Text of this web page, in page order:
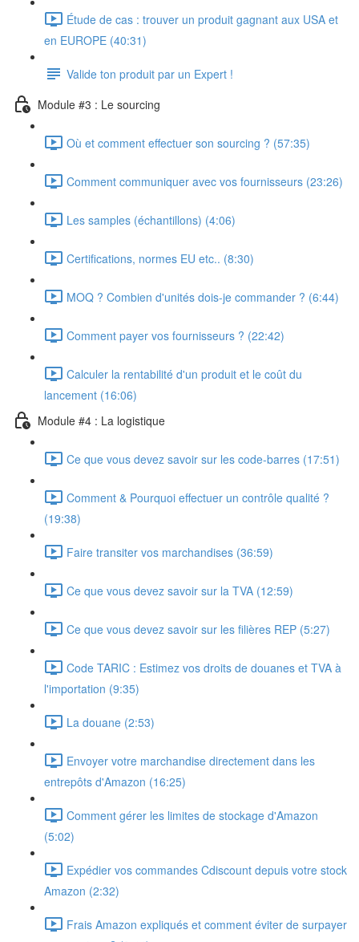
Étude de cas : trouver un produit gagnant aux USA et
en EUROPE (40:31)
Valide ton produit par un Expert !
Module #3 : Le sourcing
Où et comment effectuer son sourcing ? (57:35)
Comment communiquer avec vos fournisseurs (23:26)
Les samples (échantillons) (4:06)
Certifications, normes EU etc.. (8:30)
MOQ ? Combien d'unités dois-je commander ? (6:44)
Comment payer vos fournisseurs ? (22:42)
Calculer la rentabilité d'un produit et le coût du
lancement (16:06)
Module #4 : La logistique
Ce que vous devez savoir sur les code-barres (17:51)
Comment & Pourquoi effectuer un contrôle qualité ?
(19:38)
Faire transiter vos marchandises (36:59)
Ce que vous devez savoir sur la TVA (12:59)
Ce que vous devez savoir sur les filières REP (5:27)
Code TARIC : Estimez vos droits de douanes et TVA à
l'importation (9:35)
La douane (2:53)
Envoyer votre marchandise directement dans les
entrepôts d'Amazon (16:25)
Comment gérer les limites de stockage d'Amazon
(5:02)
Expédier vos commandes Cdiscount depuis votre stock
Amazon (2:32)
Frais Amazon expliqués et comment éviter de surpayer